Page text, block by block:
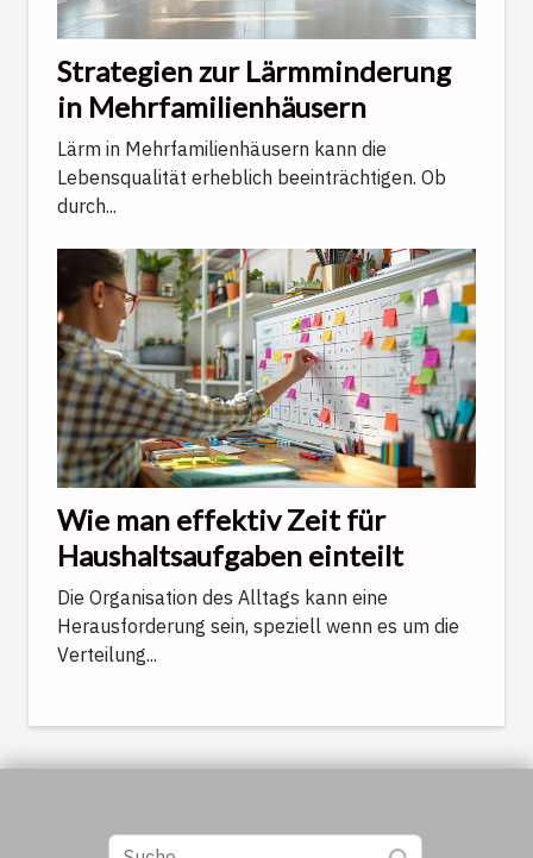
Strategien zur Lärmminderung
in Mehrfamilienhäusern
Lärm in Mehrfamilienhäusern kann die
Lebensqualität erheblich beeinträchtigen. Ob
durch...
Wie man effektiv Zeit für
Haushaltsaufgaben einteilt
Die Organisation des Alltags kann eine
Herausforderung sein, speziell wenn es um die
Verteilung...